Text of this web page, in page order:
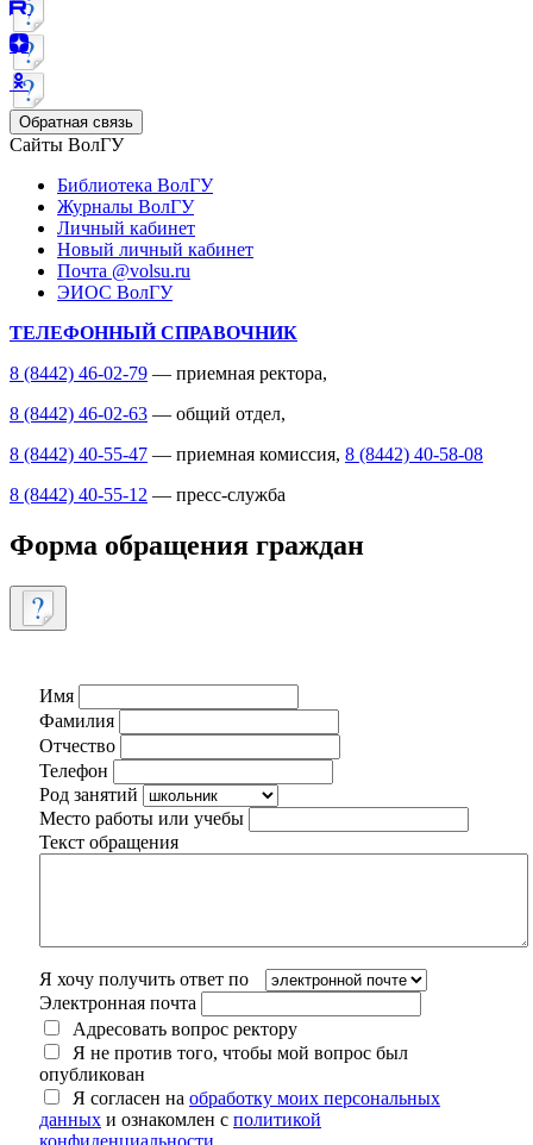
Обратная связь
Сайты ВолГУ
Библиотека ВолГУ
Журналы ВолГУ
Личный кабинет
Новый личный кабинет
Почта @volsu.ru
ЭИОС ВолГУ
ТЕЛЕФОННЫЙ СПРАВОЧНИК
8 (8442) 46-02-79 — приемная ректора,
8 (8442) 46-02-63 — общий отдел,
8 (8442) 40-55-47 — приемная комиссия, 8 (8442) 40-58-08
8 (8442) 40-55-12 — пресс-служба
Форма обращения граждан
Имя
Фамилия
Отчество
Телефон
Род занятий
Место работы или учебы
Текст обращения
Я хочу получить ответ по
Электронная почта
Адресовать вопрос ректору
Я не против того, чтобы мой вопрос был
опубликован
Я согласен на обработку моих персональных
данных и ознакомлен с политикой